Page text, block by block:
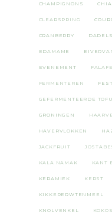
CHAMPIGNONS CHIA
CLEARSPRING
CRANBERRY DADELS
EDAMAME
EVENEMENT
FERMENTEREN
GEFERMENTEERDE TOFU
GRONINGEN
HAVERVLOKKEN
JACKFRUIT
KALA NAMAK KANT
KERAMIEK KERST
KIKKERERWTENMEEL
KNOLVENKEL KOKOS